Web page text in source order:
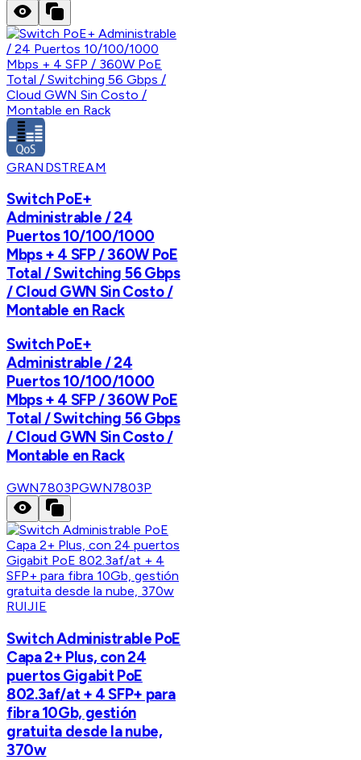
GRANDSTREAM
Switch PoE+
Administrable / 24
Puertos 10/100/1000
Mbps + 4 SFP / 360W PoE
Total / Switching 56 Gbps
/ Cloud GWN Sin Costo /
Montable en Rack
Switch PoE+
Administrable / 24
Puertos 10/100/1000
Mbps + 4 SFP / 360W PoE
Total / Switching 56 Gbps
/ Cloud GWN Sin Costo /
Montable en Rack
GWN7803PGWN7803P
RUIJIE
Switch Administrable PoE
Capa 2+ Plus, con 24
puertos Gigabit PoE
802.3af/at + 4 SFP+ para
fibra 10Gb, gestión
gratuita desde la nube,
370w